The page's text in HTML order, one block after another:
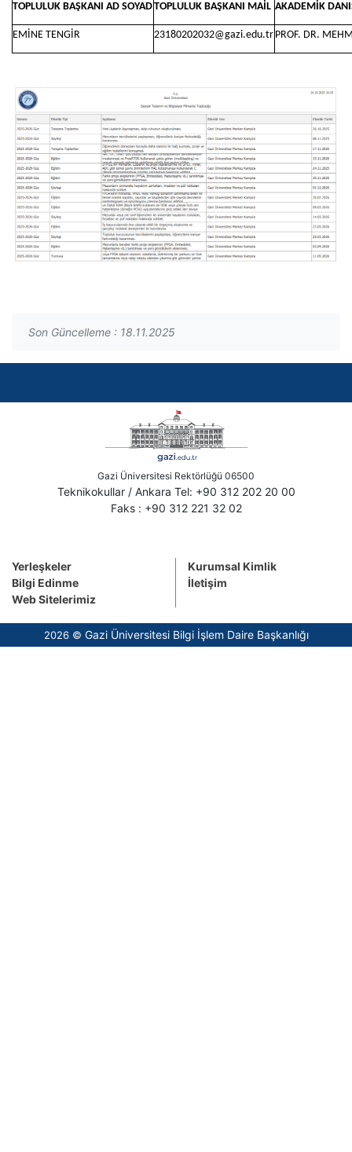
TOPLULUK BAŞKANI AD SOYADTOPLULUK BAŞKANI MAİL AKADEMİK
EMİNE TENGİR 23180202032@gazi.edu.tr PROF. DR.
Son Güncelleme : 18.11.2025
Gazi Üniversitesi Rektörlüğü 06500
Teknikokullar / Ankara Tel: +90 312 202 20 00
Faks : +90 312 221 32 02
Yerleşkeler
Bilgi Edinme
Web Sitelerimiz
Kurumsal Kimlik
İletişim
2026 © Gazi Üniversitesi Bilgi İşlem Daire Başkanlığı